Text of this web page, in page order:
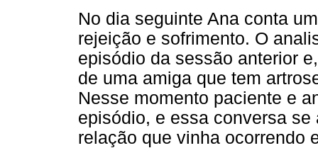
No dia seguinte Ana conta
rejeição e sofrimento. O
episódio da sessão anterior
de uma amiga que tem
Nesse momento paciente e
episódio, e essa conversa
relação que vinha ocorrendo